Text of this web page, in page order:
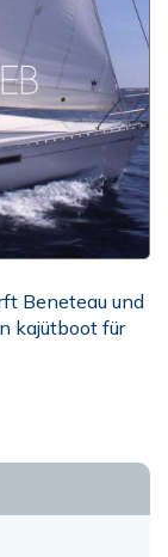
Beneteau und
kajütboot für